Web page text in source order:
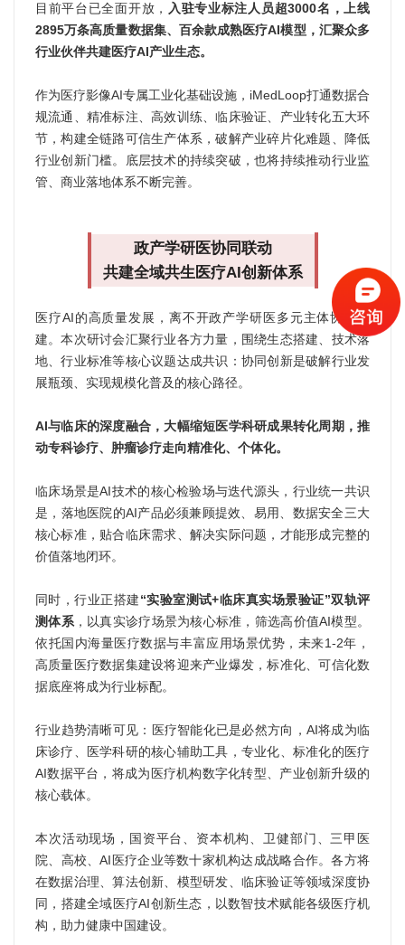
目前平台已全面开放，
入驻专业标注人员超3000名，上线
2895万条高质量数据集、百余款成熟医疗AI模型，汇聚众多
行业伙伴共建医疗AI产业生态。
作为医疗影像AI专属工业化基础设施，iMedLoop打通数据合
规流通、精准标注、高效训练、临床验证、产业转化五大环
节，构建全链路可信生产体系，破解产业碎片化难题、降低
行业创新门槛。底层技术的持续突破，也将持续推动行业监
管、商业落地体系不断完善。
政产学研医协同联动
共建全域共生医疗AI创新体系
医疗AI的高质量发展，离不开政产学研医多元主体协同共
建。本次研讨会汇聚行业各方力量，围绕生态搭建、技术落
地、行业标准等核心议题达成共识：协同创新是破解行业发
展瓶颈、实现规模化普及的核心路径。
AI与临床的深度融合，大幅缩短医学科研成果转化周期，推
动专科诊疗、肿瘤诊疗走向精准化、个体化。
临床场景是AI技术的核心检验场与迭代源头，行业统一共识
是，落地医院的AI产品必须兼顾提效、易用、数据安全三大
核心标准，贴合临床需求、解决实际问题，才能形成完整的
价值落地闭环。
同时，行业正搭建“实验室测试+临床真实场景验证”双轨评
测体系，以真实诊疗场景为核心标准，筛选高价值AI模型。
依托国内海量医疗数据与丰富应用场景优势，未来1-2年，
高质量医疗数据集建设将迎来产业爆发，标准化、可信化数
据底座将成为行业标配。
行业趋势清晰可见：医疗智能化已是必然方向，AI将成为临
床诊疗、医学科研的核心辅助工具，专业化、标准化的医疗
AI数据平台，将成为医疗机构数字化转型、产业创新升级的
核心载体。
本次活动现场，国资平台、资本机构、卫健部门、三甲医
院、高校、AI医疗企业等数十家机构达成战略合作。各方将
在数据治理、算法创新、模型研发、临床验证等领域深度协
同，搭建全域医疗AI创新生态，以数智技术赋能各级医疗机
构，助力健康中国建设。